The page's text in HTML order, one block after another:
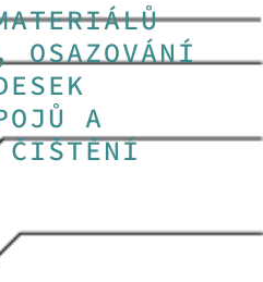
OSAZOVÁNÍ
A
ČIŠTĚNÍ